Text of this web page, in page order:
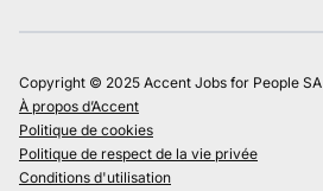
Copyright © 2025 Accent Jobs for People SA
À propos d’Accent
Politique de cookies
Politique de respect de la vie privée
Conditions d'utilisation